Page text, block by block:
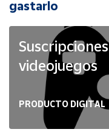
Ubicación
Península
Baleares
gastarlo
videojuegos
PRODUCTO DIGITAL